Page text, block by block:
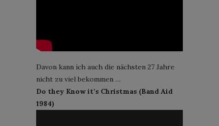
Davon kann ich auch die nächsten 27 Jahre
nicht zu viel bekommen …
Do they Know it’s Christmas (Band Aid
1984)